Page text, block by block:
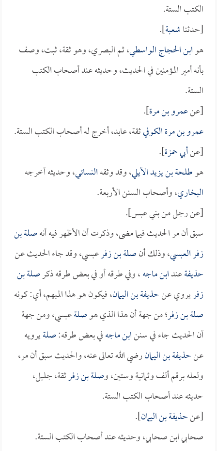
الكتب الستة.
[حدثناشعبة].
هوابن الحجاج الواسطي، ثم البصري، وهو ثقة، ثبت، وصف
بأنه أمير المؤمنين في الحديث، وحديثه عند أصحاب الكتب
الستة.
[عنعمرو بن مرة].
عمرو بن مرة الكوفيثقة، عابد، أخرج له أصحاب الكتب الستة.
[عنأبي حمزة].
هوطلحة بن يزيد الأيلي، وقد وثقهالنسائي، وحديثه أخرجه
البخاري، وأصحاب السنن الأربعة.
[عن رجل من بني عبس].
سبق أن مر الحديث فيما مضى، وذكرت أن الأظهر فيه أنهصلة بن
زفر العبسي، وذلك أنصلة بن زفرعبسي، وقد جاء الحديث عن
حذيفةعندابن ماجه، وفي طرقه أو في بعض طرقه ذكرصلة بن
زفريروي عنحذيفة بن اليمان، فيكون هو هذا المبهم، أي: كونه
صلة بن زفر؛ من جهة أن هذا الذي هوصلةعبسي، ومن جهة
أن الحديث جاء في سننابن ماجهفي بعض طرقه:صلةيرويه
عنحذيفة بن اليمانرضي الله تعالى عنه، والحديث سبق أن مر،
ولعله برقم ألف وثمانية وستين، وصلة بن زفرثقة، جليل،
حديثه عند أصحاب الكتب الستة.
[عنحذيفة بن اليمان].
صحابي ابن صحابي، وحديثه عند أصحاب الكتب الستة.